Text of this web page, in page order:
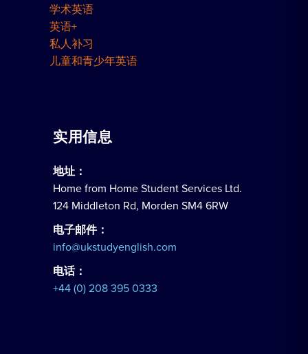
学术英语
英语+
私人补习
儿童和青少年英语
实用信息
地址：
Home from Home Student Services Ltd.
124 Middleton Rd, Morden SM4 6RW
电子邮件：
info@ukstudyenglish.com
电话：
+44 (0) 208 395 0333